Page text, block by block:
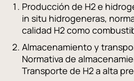
Producción de H2 e
in situ hidrogeneras,
calidad H2 como
Almacenamiento y
Normativa de
Transporte de H2 a alta